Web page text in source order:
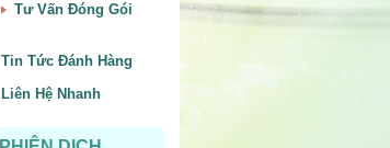
Tư Vấn Đóng Gói
Tin Tức Đánh Hàng
Liên Hệ Nhanh